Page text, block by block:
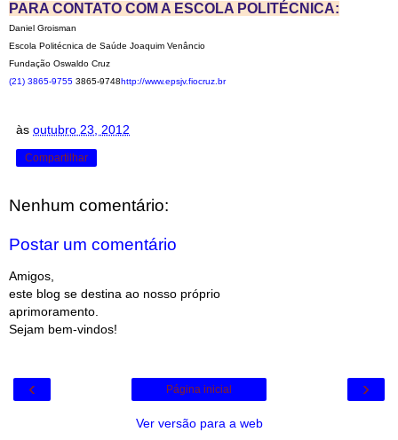
PARA CONTATO COM A ESCOLA POLITÉCNICA:
Daniel Groisman
Escola Politécnica de Saúde Joaquim Venâncio
Fundação Oswaldo Cruz
(21) 3865-9755 3865-9748http://www.epsjv.fiocruz.br
às outubro 23, 2012
Compartilhar
Nenhum comentário:
Postar um comentário
Amigos,
este blog se destina ao nosso próprio
aprimoramento.
Sejam bem-vindos!
‹ ›
Página inicial
Ver versão para a web